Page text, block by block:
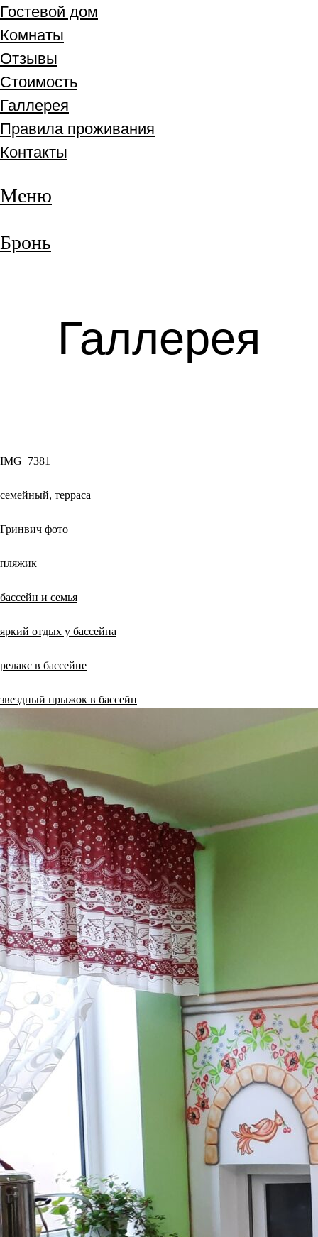
Гостевой дом
Комнаты
Отзывы
Стоимость
Галлерея
Правила проживания
Контакты
Меню
Бронь
Галлерея
IMG_7381
семейный, терраса
Гринвич фото
пляжик
бассейн и семья
яркий отдых у бассейна
релакс в бассейне
звездный прыжок в бассейн